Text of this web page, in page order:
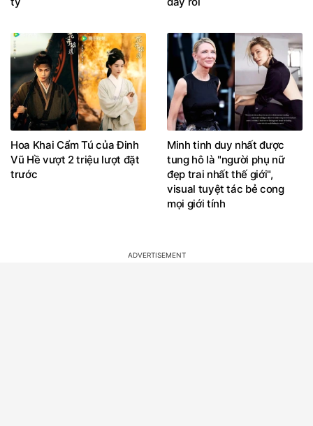
Hoa Khai Cẩm Tú của Đinh
Vũ Hề vượt 2 triệu lượt đặt
trước
Minh tinh duy nhất được
tung hô là "người phụ nữ
đẹp trai nhất thế giới",
visual tuyệt tác bẻ cong
mọi giới tính